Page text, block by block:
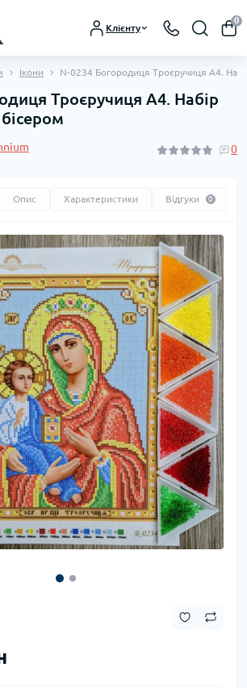
Клієнту
0
Ікони N-0234 Богородиця Троєручиця А4.
Троєручиця А4. Набір
0
Опис Характеристики Відгуки 0